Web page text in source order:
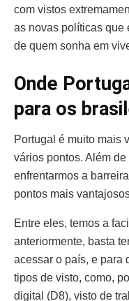
com vistos
as novas políticas que
de quem sonha em
Onde
para os
Portugal é muito mais
vários pontos. Além
enfrentarmos a
pontos mais
Entre eles, temos a
anteriormente, basta
acessar o país, e para
tipos de visto, como,
digital (D8), visto de